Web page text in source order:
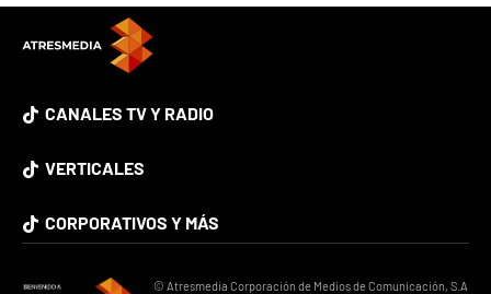
CANALES TV Y RADIO
VERTICALES
CORPORATIVOS Y MÁS
© Atresmedia Corporación de Medios de Comunicación, S.A